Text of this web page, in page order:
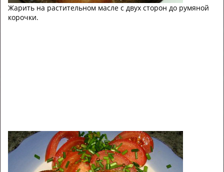
Жарить на растительном масле с двух сторон до румяной
корочки.